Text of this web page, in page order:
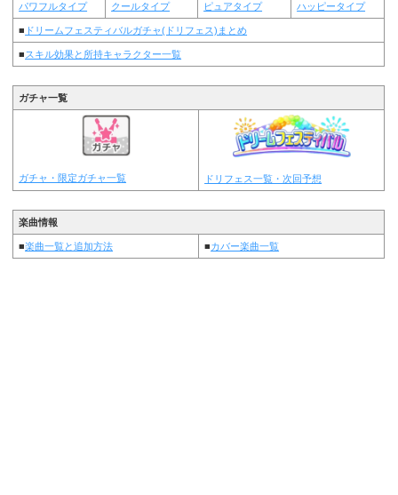
パワフルタイプ クールタイプ ピュアタイプ ハッピータイプ
■ ドリームフェスティバルガチャ(ドリフェス)まとめ
■スキル効果と所持キャラクター一覧
ガチャ一覧
ガチャ・限定ガチャ一覧 ドリフェス一覧・次回予想
楽曲情報
■楽曲一覧と追加方法 ■カバー楽曲一覧